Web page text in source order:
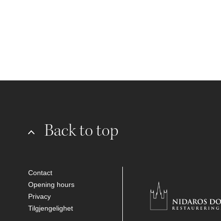
Back to top
Contact
Opening hours
Privacy
Tilgjengelighet